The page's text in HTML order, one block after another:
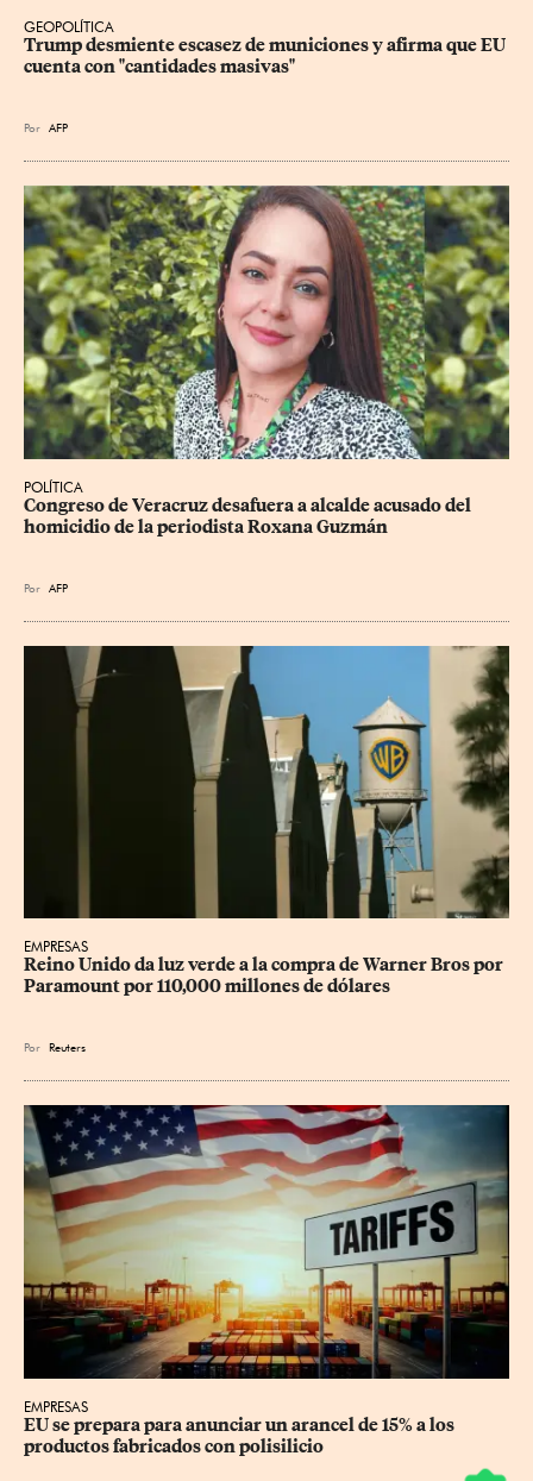
GEOPOLÍTICA
Trump desmiente escasez de municiones y afirma que EU
cuenta con "cantidades masivas"
Por AFP
POLÍTICA
Congreso de Veracruz desafuera a alcalde acusado del
homicidio de la periodista Roxana Guzmán
Por AFP
EMPRESAS
Reino Unido da luz verde a la compra de Warner Bros por
Paramount por 110,000 millones de dólares
Por Reuters
EMPRESAS
EU se prepara para anunciar un arancel de 15% a los
productos fabricados con polisilicio